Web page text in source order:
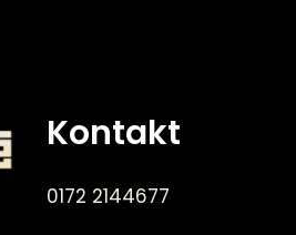
Kontakt
0172 2144677